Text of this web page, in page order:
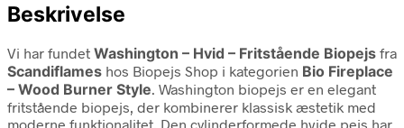
Beskrivelse
Vi har fundet Washington – Hvid – Fritstående Biopejs fra
Scandiflames hos Biopejs Shop i kategorien Bio Fireplace
– Wood Burner Style. Washington biopejs er en elegant
fritstående biopejs, der kombinerer klassisk æstetik med
moderne funktionalitet. Den cylinderformede hvide pejs har